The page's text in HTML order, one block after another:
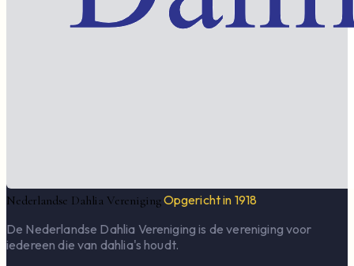
Nederlandse Dahlia VerenigingOpgericht in 1918
De Nederlandse Dahlia Vereniging is de vereniging voor
iedereen die van dahlia's houdt.